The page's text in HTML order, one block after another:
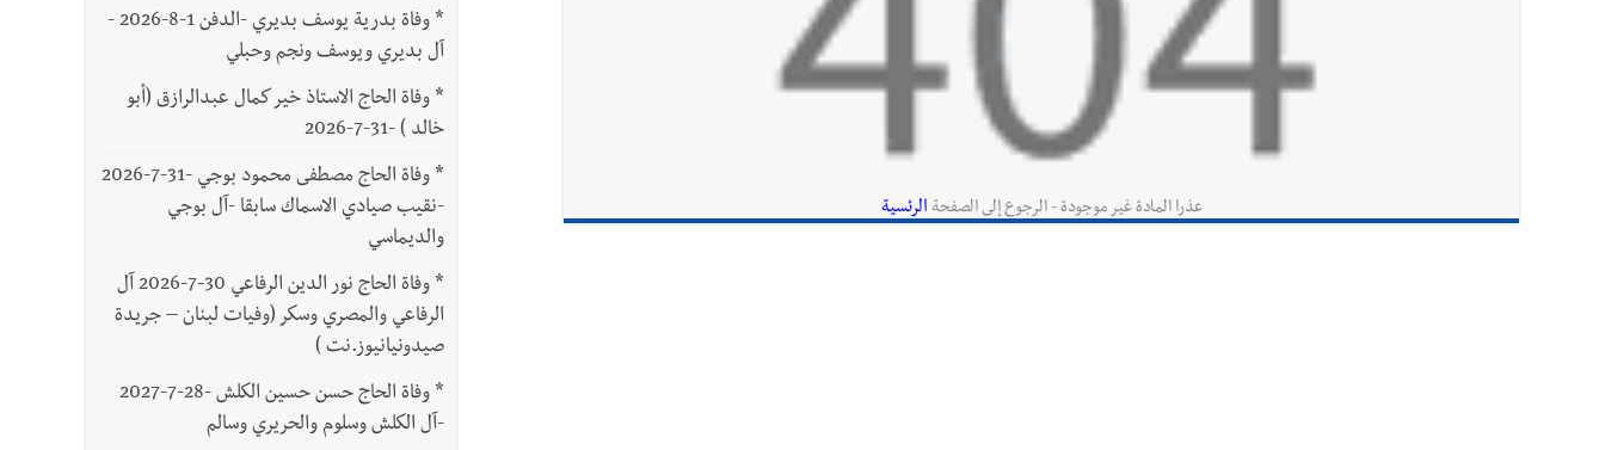
عذرا المادة غير موجودة - الرجوع إلى الصفحة الرئسية
*
وفاة بدرية يوسف بديري -الدفن 1-8-2026 -
آل بديري ويوسف ونجم وحبلي
* وفاة الحاج الاستاذ خير كمال عبدالرازق (أبو
خالد ) -31-7-2026
*
وفاة الحاج مصطفى محمود بوجي -31-7-2026
-نقيب صيادي الاسماك سابقا -آل بوجي
والديماسي
*
وفاة الحاج نور الدين الرفاعي 30-7-2026 آل
الرفاعي والمصري وسكر (وفيات لبنان – جريدة
صيدونيانيوز.نت )
*
وفاة الحاج حسن حسين الكلش -28-7-2027
-آل الكلش وسلوم والحريري وسالم